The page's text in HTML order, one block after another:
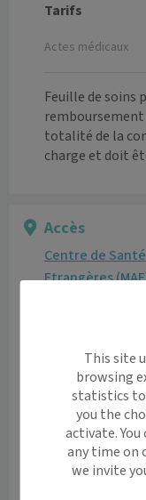
Tarifs
Actes médicaux
Feuille de soins
remboursement
totalité de la
charge et doit
Accès
Centre de
Etrangères
Accès pour
Etage: Rez-de-
Moyen de
Métro - Javel-
RER - Javel
RER - Avenue
This site
browsing
statistics to
you the
activate.
any time on
we invite